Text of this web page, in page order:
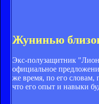
Жунинью
Экс-полузащитник
официальное
же время, по его словам,
что его опыт и навыки